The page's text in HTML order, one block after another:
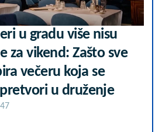
u gradu više nisu
za vikend: Zašto sve
večeru koja se
u druženje